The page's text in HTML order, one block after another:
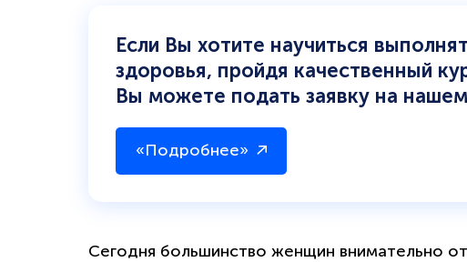
Если Вы хотите научиться
здоровья, пройдя качественный
Вы можете подать заявку на
«Подробнее»
Сегодня большинство женщин внимательно